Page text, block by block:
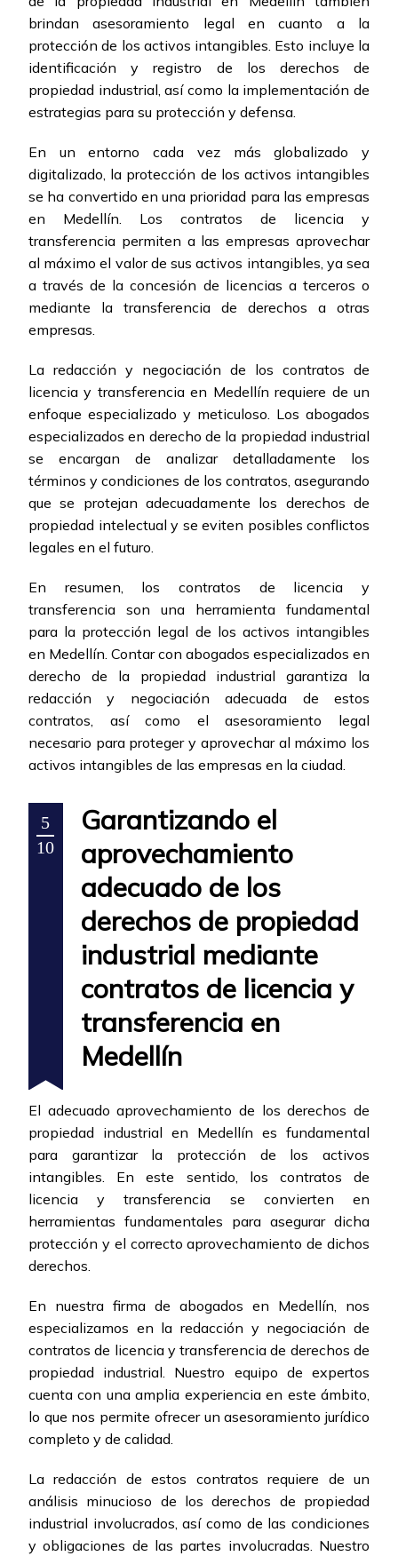
brindan asesoramiento legal en cuanto a la
protección de los activos intangibles. Esto incluye la
identificación y registro de los derechos de
propiedad industrial, así como la implementación de
estrategias para su protección y defensa.
En un entorno cada vez más globalizado y
digitalizado, la protección de los activos intangibles
se ha convertido en una prioridad para las empresas
en Medellín. Los contratos de licencia y
transferencia permiten a las empresas aprovechar
al máximo el valor de sus activos intangibles, ya sea
a través de la concesión de licencias a terceros o
mediante la transferencia de derechos a otras
empresas.
La redacción y negociación de los contratos de
licencia y transferencia en Medellín requiere de un
enfoque especializado y meticuloso. Los abogados
especializados en derecho de la propiedad industrial
se encargan de analizar detalladamente los
términos y condiciones de los contratos, asegurando
que se protejan adecuadamente los derechos de
propiedad intelectual y se eviten posibles conflictos
legales en el futuro.
En resumen, los contratos de licencia y
transferencia son una herramienta fundamental
para la protección legal de los activos intangibles
en Medellín. Contar con abogados especializados en
derecho de la propiedad industrial garantiza la
redacción y negociación adecuada de estos
contratos, así como el asesoramiento legal
necesario para proteger y aprovechar al máximo los
activos intangibles de las empresas en la ciudad.
5
10
Garantizando el
aprovechamiento
adecuado de los
derechos de propiedad
industrial mediante
contratos de licencia y
transferencia en
Medellín
El adecuado aprovechamiento de los derechos de
propiedad industrial en Medellín es fundamental
para garantizar la protección de los activos
intangibles. En este sentido, los contratos de
licencia y transferencia se convierten en
herramientas fundamentales para asegurar dicha
protección y el correcto aprovechamiento de dichos
derechos.
En nuestra firma de abogados en Medellín, nos
especializamos en la redacción y negociación de
contratos de licencia y transferencia de derechos de
propiedad industrial. Nuestro equipo de expertos
cuenta con una amplia experiencia en este ámbito,
lo que nos permite ofrecer un asesoramiento jurídico
completo y de calidad.
La redacción de estos contratos requiere de un
análisis minucioso de los derechos de propiedad
industrial involucrados, así como de las condiciones
y obligaciones de las partes involucradas. Nuestro